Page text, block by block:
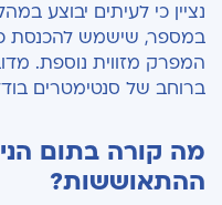
נציין כי לעיתים יבוצע
במספר, שישמש להכנסת
המפרק מזווית נוספת.
ברוחב של סנטימטרים
מה קורה בתום
ההתאוששות?